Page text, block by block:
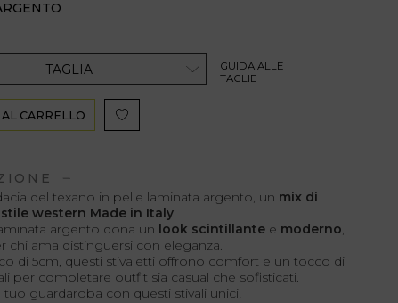
GUIDA ALLE
TAGLIE
TAGLIA
CARRELLO
del texano in pelle laminata argento, un mix di
western Made in Italy!
argento dona un look scintillante e moderno,
chi ama distinguersi con eleganza.
di 5cm, questi stivaletti offrono comfort e un tocco di
per completare outfit sia casual che sofisticati.
tuo guardaroba con questi stivali unici!